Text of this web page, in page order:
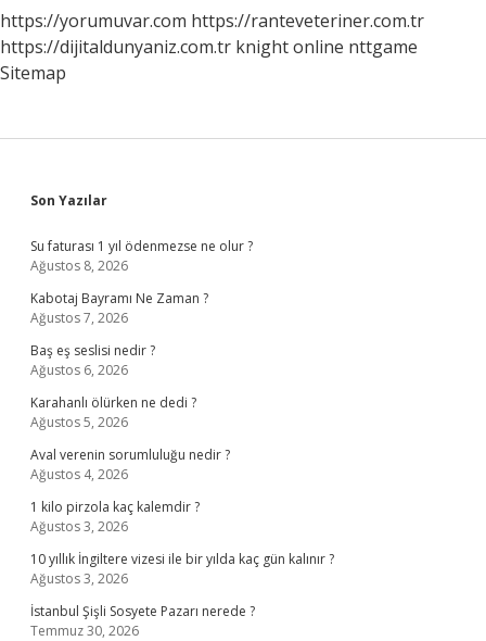
https://yorumuvar.com https://ranteveteriner.com.tr
https://dijitaldunyaniz.com.tr knight online nttgame
Sitemap
Sidebar
Son Yazılar
Su faturası 1 yıl ödenmezse ne olur ?
Ağustos 8, 2026
Kabotaj Bayramı Ne Zaman ?
Ağustos 7, 2026
Baş eş seslisi nedir ?
Ağustos 6, 2026
Karahanlı ölürken ne dedi ?
Ağustos 5, 2026
Aval verenin sorumluluğu nedir ?
Ağustos 4, 2026
1 kilo pirzola kaç kalemdir ?
Ağustos 3, 2026
10 yıllık İngiltere vizesi ile bir yılda kaç gün kalınır ?
Ağustos 3, 2026
İstanbul Şişli Sosyete Pazarı nerede ?
Temmuz 30, 2026